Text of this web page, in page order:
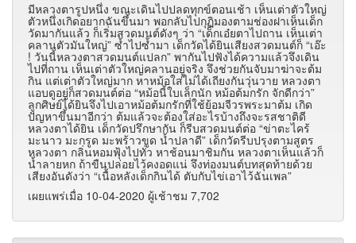
มีหลวงตารูปหนึ่ง ขณะเดินไปปลดทุกข์ตอนเช้า เห็นเต่าตัวใหญ่
ตัวหนึ่งเกิดอยากฉันขึ้นมา พอกลับไปกุฏิมองตามช่องฝาเห็นเด็ก
วัดมากันแล้ว ก็เริ่มสวดมนต์ดังๆ ว่า “เด็กเอ๋ยตาไปถาน เห็นเต่า
คลานตัวมันใหญ่” ซ้ำไปซ้ำมา เด็กวัดได้ยินเสียงสวดมนต์ก็ “เอ๊ะ
! วันนี้หลวงตาสวดมนต์แปลก” พากันไปฟังได้ความแล้วจึงเดิน
ไปที่ถาน เห็นเต่าตัวใหญ่คลานอยู่จริง จึงช่วยกันจับมาฆ่าจะต้ม
กิน แต่เต่าตัวใหญ่มาก หาหม้อใส่ไม่ได้เถียงกันวุ่นวาย หลวงตา
แอบดูอยู่ก็สวดมนต์ต่อ “หม้อนี้ใบเล็กนัก หม้อต้มกรัก จักดีกว่า”
ลูกศิษย์ได้ยินจึงไปเอาหม้อต้มกรักที่ใช้ย้อมจีวรพระมาต้ม เกิด
ปัญหาขึ้นมาอีกว่า ต้มแล้วจะต้องใส่อะไรบ้างถึงจะรสชาติดี
หลวงตาได้ยิน เด็กวัดปรึกษากัน ก็รีบสวดมนต์ต่อ “ข่าตะไคร้
มะนาว มะกรูด มะพร้าวขูด น้ำปลาดี” เด็กวัดรีบปรุงตามสูตร
หลวงตา กลิ่นหอมฟุ้งไปทั่ว หาช้อนมาชิมกัน หลวงตาเห็นแล้วก็
น้ำลายหก ถ้าขืนปล่อยไว้คงอดแน่ จึงท่องมนต์บทสุดท้ายด้วย
เสียงอันดังว่า “เนื้อหลังเด็กกินได้ ตับกับไข่เอาไว้ฉันเพล”
เผยแพร่เมื่อ 10-04-2020 ผู้เช้าชม 7,702